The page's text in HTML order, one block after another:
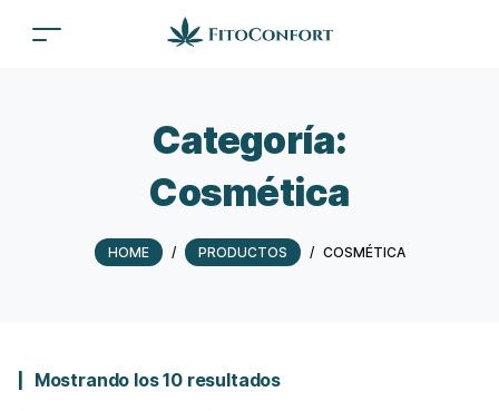
Categoría:
Cosmética
HOME / PRODUCTOS / COSMÉTICA
Mostrando los 10 resultados